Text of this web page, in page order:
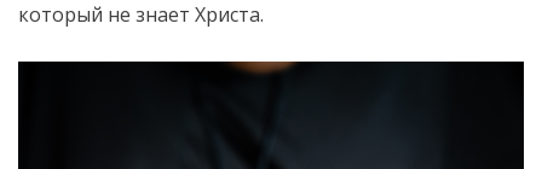
который не знает Христа.